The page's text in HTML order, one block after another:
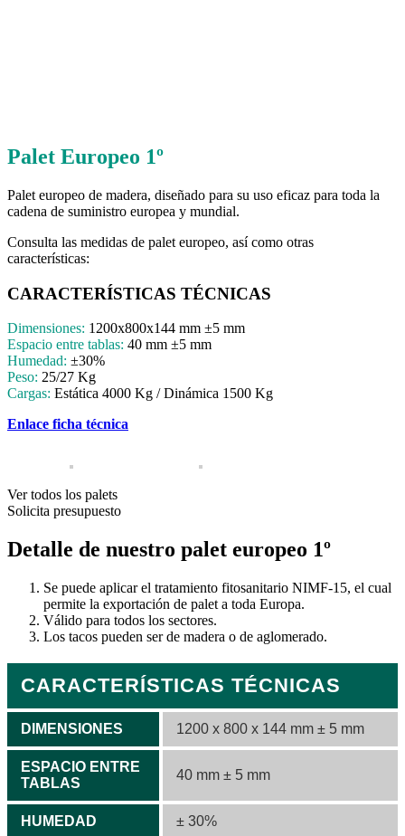
Palet Europeo 1º
Palet europeo de madera, diseñado para su uso eficaz para toda la
cadena de suministro europea y mundial.
Consulta las medidas de palet europeo, así como otras
características:
CARACTERÍSTICAS TÉCNICAS
Dimensiones: 1200x800x144 mm ±5 mm
Espacio entre tablas: 40 mm ±5 mm
Humedad: ±30%
Peso: 25/27 Kg
Cargas: Estática 4000 Kg / Dinámica 1500 Kg
Enlace ficha técnica
Ver todos los palets
Solicita presupuesto
Detalle de nuestro palet europeo 1º
Se puede aplicar el tratamiento fitosanitario NIMF-15, el cual
permite la exportación de palet a toda Europa.
Válido para todos los sectores.
Los tacos pueden ser de madera o de aglomerado.
CARACTERÍSTICAS TÉCNICAS
DIMENSIONES 1200 x 800 x 144 mm ± 5 mm
ESPACIO ENTRE
TABLAS
40 mm ± 5 mm
HUMEDAD ± 30%